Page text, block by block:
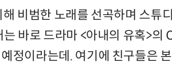
비범한 노래를 선곡하며 스튜
바로 드라마 <아내의 유혹>의
정이라는데. 여기에 친구들은